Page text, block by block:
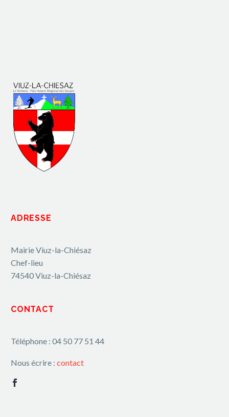
ADRESSE
Mairie Viuz-la-Chiésaz
Chef-lieu
74540 Viuz-la-Chiésaz
CONTACT
Téléphone : 04 50 77 51 44
Nous écrire : contact